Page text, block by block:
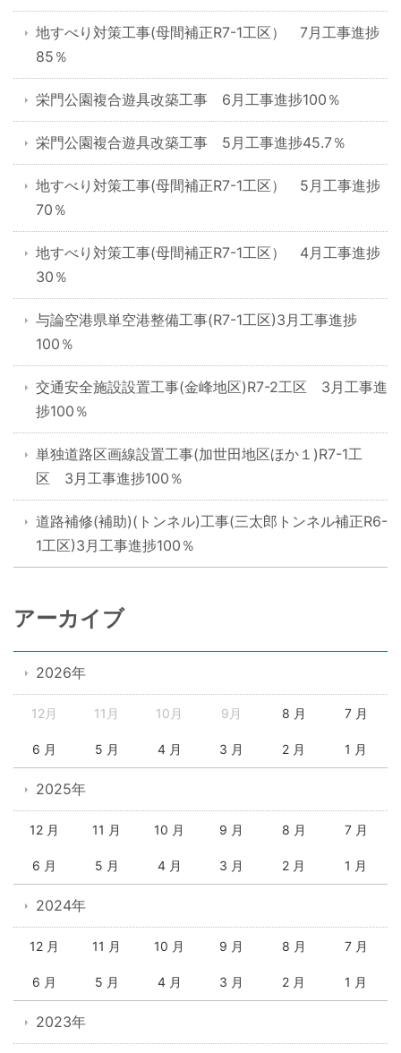
地すべり対策工事(母間補正R7-1工区） 7月工事進捗
85％
栄門公園複合遊具改築工事 6月工事進捗100％
栄門公園複合遊具改築工事 5月工事進捗45.7％
地すべり対策工事(母間補正R7-1工区） 5月工事進捗
70％
地すべり対策工事(母間補正R7-1工区） 4月工事進捗
30％
与論空港県単空港整備工事(R7-1工区)3月工事進捗
100％
交通安全施設設置工事(金峰地区)R7-2工区 3月工事進
捗100％
単独道路区画線設置工事(加世田地区ほか１)R7-1工
区 3月工事進捗100％
道路補修(補助)(トンネル)工事(三太郎トンネル補正R6-
1工区)3月工事進捗100％
アーカイブ
2026年
12月 11月 10月 9月 8 月 7 月
6 月 5 月 4 月 3 月 2 月 1 月
2025年
12 月 11 月 10 月 9 月 8 月 7 月
6 月 5 月 4 月 3 月 2 月 1 月
2024年
12 月 11 月 10 月 9 月 8 月 7 月
6 月 5 月 4 月 3 月 2 月 1 月
2023年